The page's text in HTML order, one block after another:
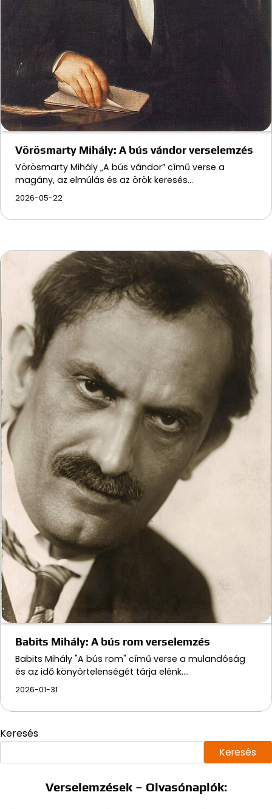
Vörösmarty Mihály: A bús vándor verselemzés
Vörösmarty Mihály „A bús vándor” című verse a
magány, az elmúlás és az örök keresés…
2026-05-22
Babits Mihály: A bús rom verselemzés
Babits Mihály "A bús rom" című verse a mulandóság
és az idő könyörtelenségét tárja elénk.…
2026-01-31
Keresés
Keresés
Verselemzések – Olvasónaplók: